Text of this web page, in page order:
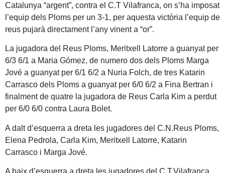
Catalunya “argent”, contra el C.T Vilafranca, on s’ha imposat
l’equip dels Ploms per un 3-1, per aquesta victòria l’equip de
reus pujarà directament l’any vinent a “or”.
La jugadora del Reus Ploms, Meritxell Latorre a guanyat per
6/3 6/1 a Maria Gómez, de numero dos dels Ploms Marga
Jové a guanyat per 6/1 6/2 a Nuria Folch, de tres Katarin
Carrasco dels Ploms a guanyat per 6/0 6/2 a Fina Bertran i
finalment de quatre la jugadora de Reus Carla Kim a perdut
per 6/0 6/0 contra Laura Bolet.
A dalt d’esquerra a dreta les jugadores del C.N.Reus Ploms,
Elena Pedrola, Carla Kim, Meritxell Latorre, Katarin
Carrasco i Marga Jové.